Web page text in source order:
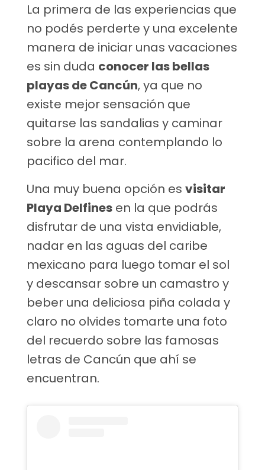
La primera de las experiencias que
no podés perderte y una excelente
manera de iniciar unas vacaciones
es sin duda conocer las bellas
playas de Cancún, ya que no
existe mejor sensación que
quitarse las sandalias y caminar
sobre la arena contemplando lo
pacifico del mar.
Una muy buena opción es visitar
Playa Delfines en la que podrás
disfrutar de una vista envidiable,
nadar en las aguas del caribe
mexicano para luego tomar el sol
y descansar sobre un camastro y
beber una deliciosa piña colada y
claro no olvides tomarte una foto
del recuerdo sobre las famosas
letras de Cancún que ahí se
encuentran.